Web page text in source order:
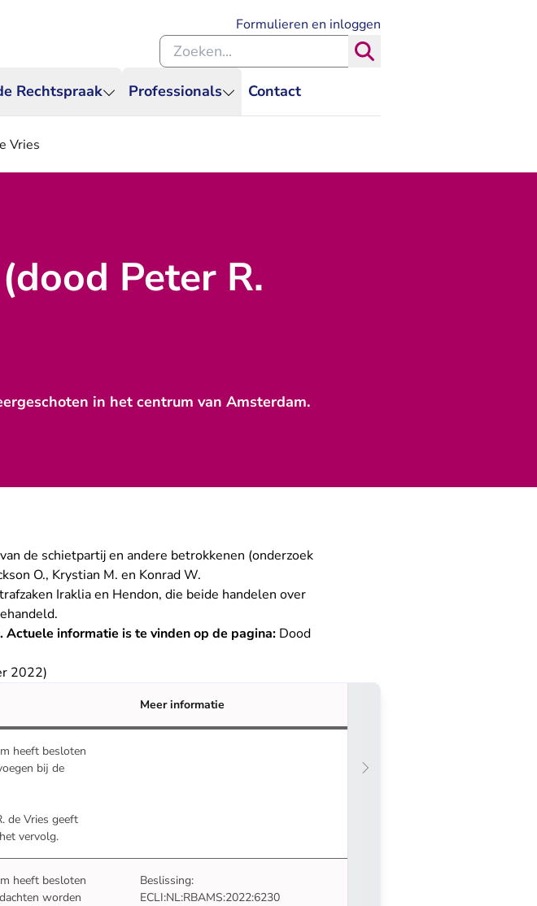
Rechtspraak Professionals Contact
Formulieren en inloggen
Zoeken binnen de Rechtspraak
Vries
Peter R.
in het centrum van Amsterdam.
de schietpartij en andere betrokkenen (onderzoek
O., Krystian M. en Konrad W.
Iraklia en Hendon, die beide handelen over
informatie is te vinden op de pagina: Dood
2022)
Meer informatie
heeft besloten
bij de
de Vries geeft
vervolg.
heeft besloten
worden
Beslissing:
ECLI:NL:RBAMS:2022:6230- U verlaat Rechtspraak.nl